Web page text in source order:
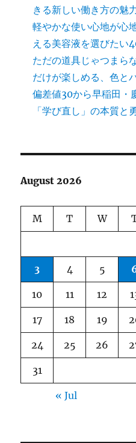
きる新しい働き方の魅
軽やかな使い心地が心
える美容液を選びたい
ただの道具じゃつまら
だけが楽しめる、色と
偏差値30から早稲田・
「学び直し」の本質と
August 2026
M T W
3 4 5
10 11 12
17 18 19
24 25 26
31
« Jul